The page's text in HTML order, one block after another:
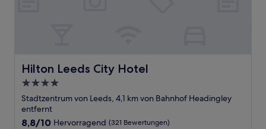
Hilton Leeds City Hotel
Hilton Leeds City Hotel
4.0-
Sterne-
Unterkunft
Stadtzentrum von Leeds, 4,1 km von Bahnhof Headingley
entfernt
8.8
8,8/10 Hervorragend (321 Bewertungen)